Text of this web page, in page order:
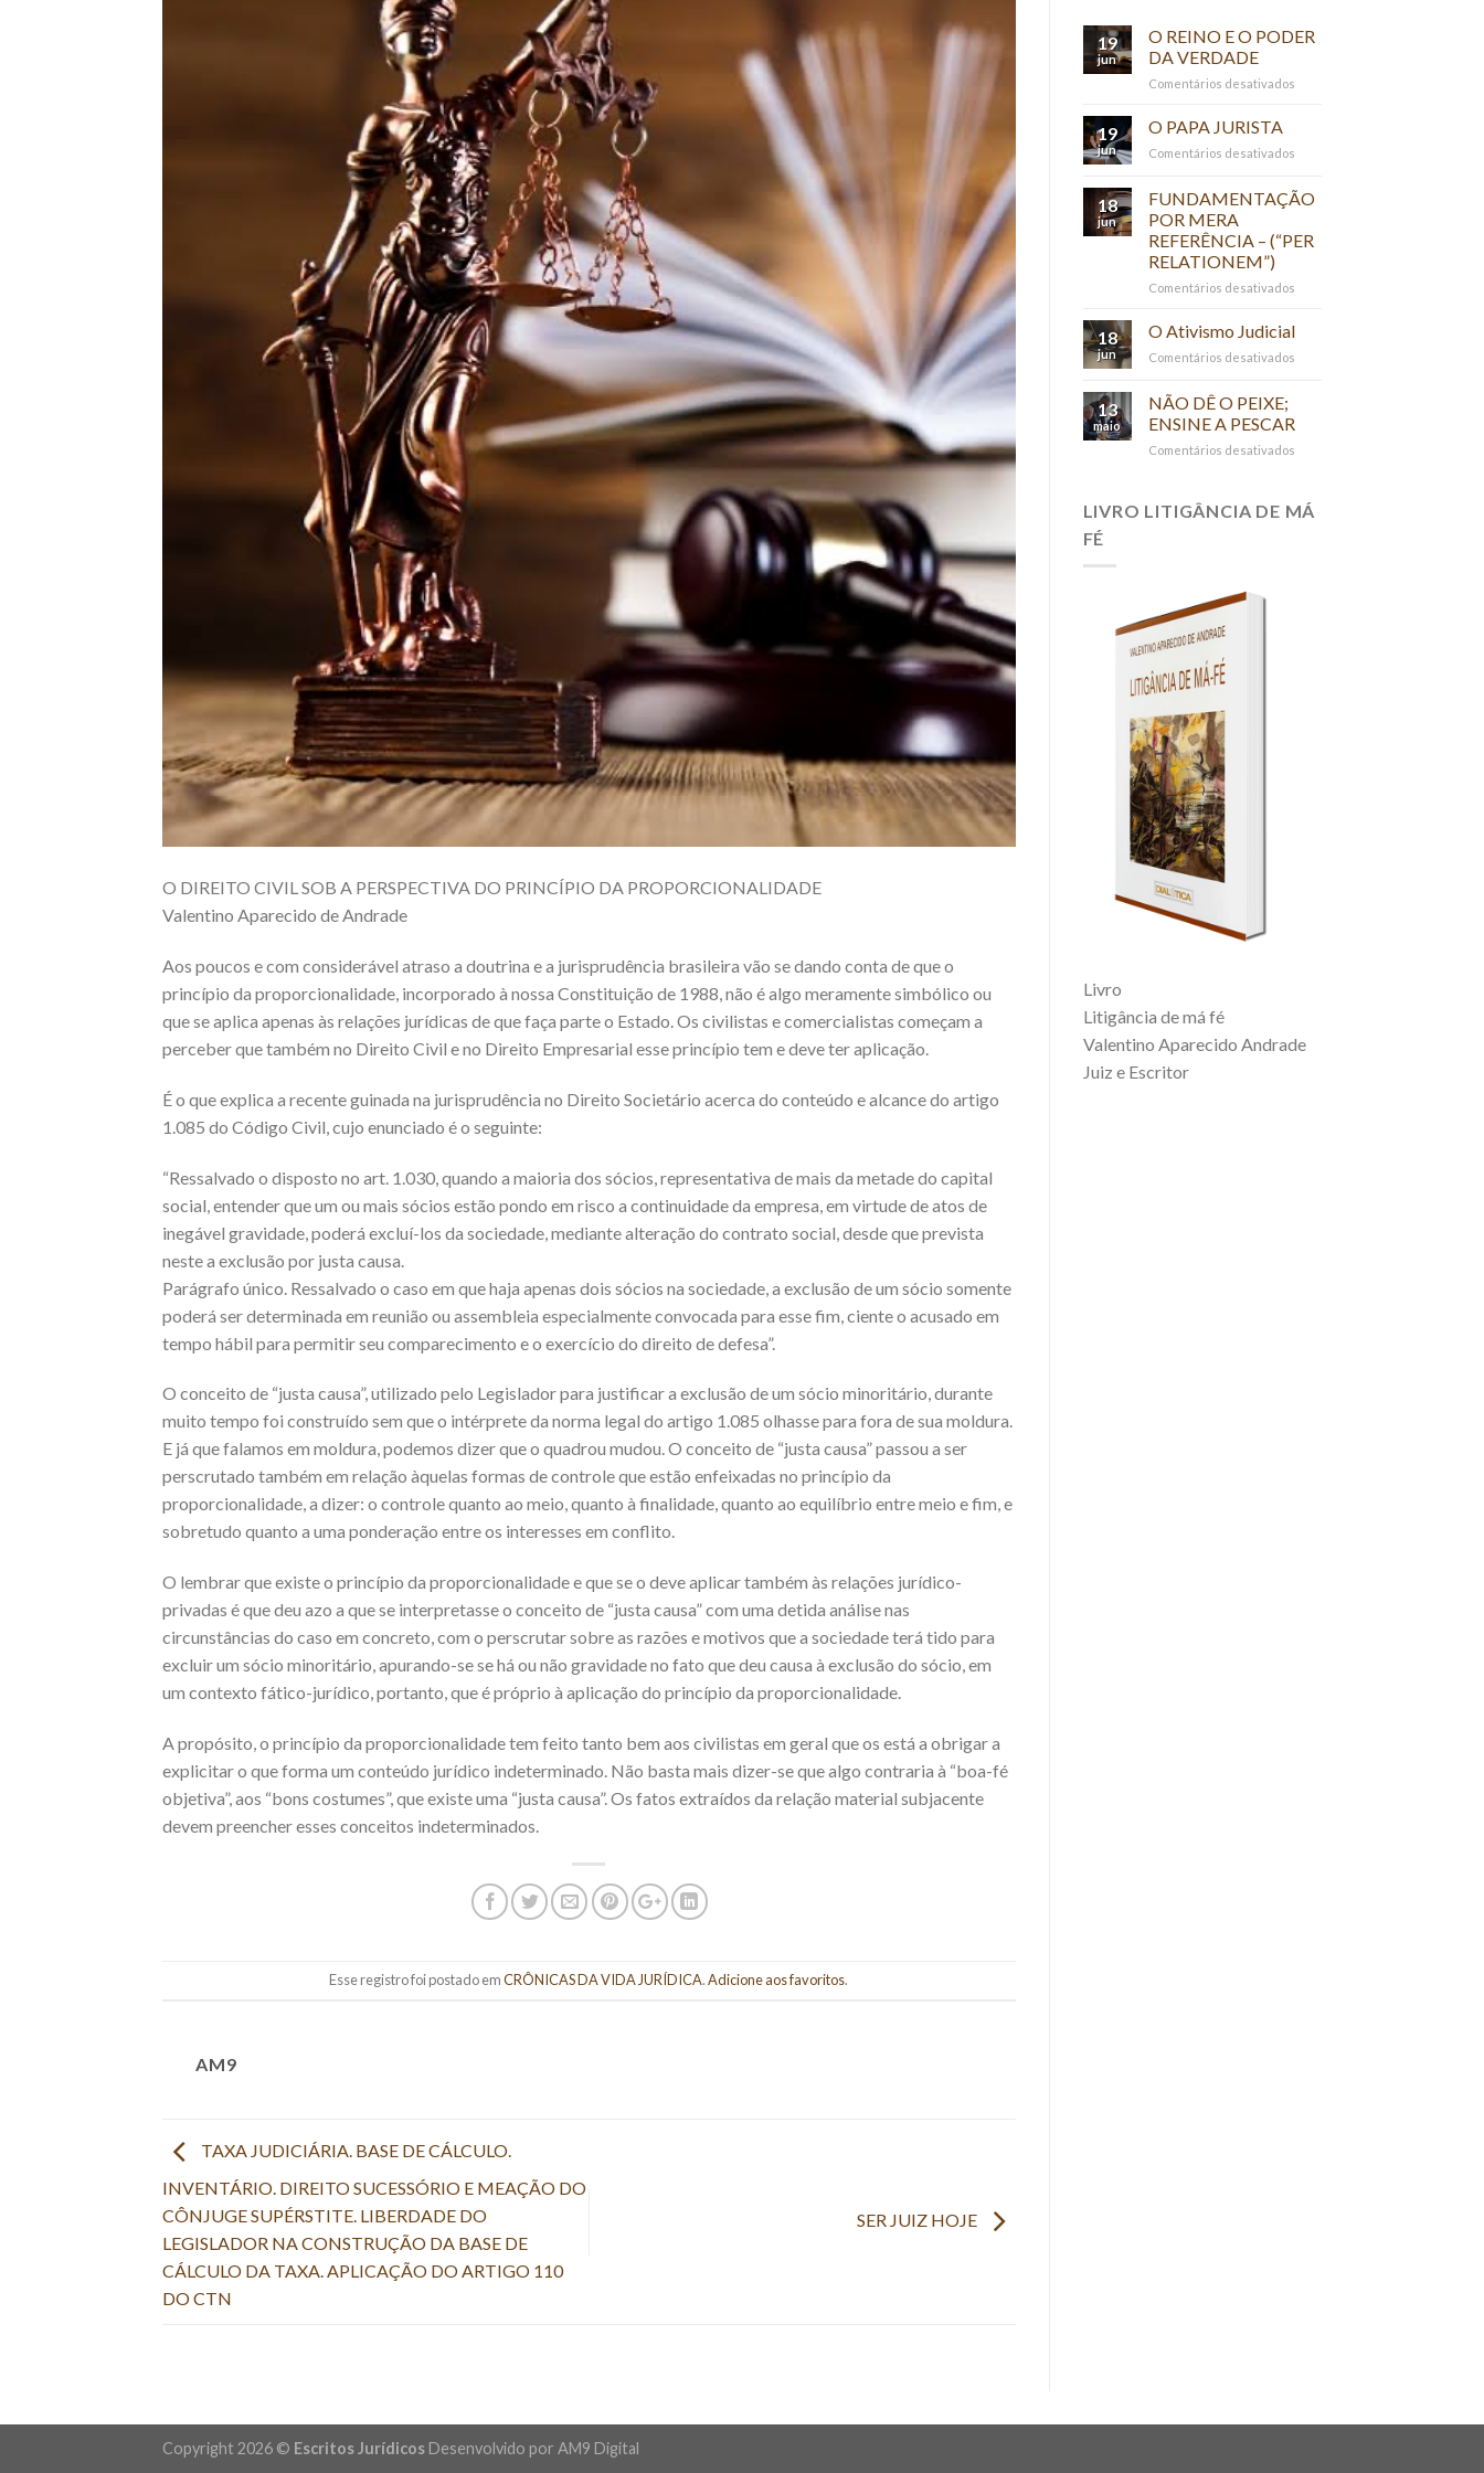
O DIREITO CIVIL SOB A PERSPECTIVA DO PRINCÍPIO DA PROPORCIONALIDADE
​Valentino Aparecido de Andrade
​Aos poucos e com considerável atraso a doutrina e a jurisprudência brasileira vão se dando conta de que o
princípio da proporcionalidade, incorporado à nossa Constituição de 1988, não é algo meramente simbólico ou
que se aplica apenas às relações jurídicas de que faça parte o Estado. Os civilistas e comercialistas começam a
perceber que também no Direito Civil e no Direito Empresarial esse princípio tem e deve ter aplicação.
​É o que explica a recente guinada na jurisprudência no Direito Societário acerca do conteúdo e alcance do artigo
1.085 do Código Civil, cujo enunciado é o seguinte:
“Ressalvado o disposto no art. 1.030, quando a maioria dos sócios, representativa de mais da metade do capital
social, entender que um ou mais sócios estão pondo em risco a continuidade da empresa, em virtude de atos de
inegável gravidade, poderá excluí-los da sociedade, mediante alteração do contrato social, desde que prevista
neste a exclusão por justa causa.
Parágrafo único. Ressalvado o caso em que haja apenas dois sócios na sociedade, a exclusão de um sócio somente
poderá ser determinada em reunião ou assembleia especialmente convocada para esse fim, ciente o acusado em
tempo hábil para permitir seu comparecimento e o exercício do direito de defesa”.
​O conceito de “justa causa”, utilizado pelo Legislador para justificar a exclusão de um sócio minoritário, durante
muito tempo foi construído sem que o intérprete da norma legal do artigo 1.085 olhasse para fora de sua moldura.
E já que falamos em moldura, podemos dizer que o quadrou mudou. O conceito de “justa causa” passou a ser
perscrutado também em relação àquelas formas de controle que estão enfeixadas no princípio da
proporcionalidade, a dizer: o controle quanto ao meio, quanto à finalidade, quanto ao equilíbrio entre meio e fim, e
sobretudo quanto a uma ponderação entre os interesses em conflito.
​O lembrar que existe o princípio da proporcionalidade e que se o deve aplicar também às relações jurídico-
privadas é que deu azo a que se interpretasse o conceito de “justa causa” com uma detida análise nas
circunstâncias do caso em concreto, com o perscrutar sobre as razões e motivos que a sociedade terá tido para
excluir um sócio minoritário, apurando-se se há ou não gravidade no fato que deu causa à exclusão do sócio, em
um contexto fático-jurídico, portanto, que é próprio à aplicação do princípio da proporcionalidade.
​A propósito, o princípio da proporcionalidade tem feito tanto bem aos civilistas em geral que os está a obrigar a
explicitar o que forma um conteúdo jurídico indeterminado. Não basta mais dizer-se que algo contraria à “boa-fé
objetiva”, aos “bons costumes”, que existe uma “justa causa”. Os fatos extraídos da relação material subjacente
devem preencher esses conceitos indeterminados.
Esse registro foi postado emCRÔNICAS DA VIDA JURÍDICA.Adicione aos favoritos.
AM9
TAXA JUDICIÁRIA. BASE DE CÁLCULO.
INVENTÁRIO. DIREITO SUCESSÓRIO E MEAÇÃO DO
CÔNJUGE SUPÉRSTITE. LIBERDADE DO
LEGISLADOR NA CONSTRUÇÃO DA BASE DE
CÁLCULO DA TAXA. APLICAÇÃO DO ARTIGO 110
DO CTN
SER JUIZ HOJE
19
jun
O REINO E O PODER
DA VERDADE
Comentários desativadosem
O
DA
19
jun
O PAPA JURISTA
Comentários desativadosem
PAPA
JURISTA
18
jun
FUNDAMENTAÇÃO
POR MERA
REFERÊNCIA – (“PER
RELATIONEM”)
Comentários desativadosem
POR
REFERÊNCIA
RELATIONEM”)
18
jun
O Ativismo Judicial
Comentários desativadosem
13
maio
NÃO DÊ O PEIXE;
ENSINE A PESCAR
Comentários desativadosem
O
LIVRO LITIGÂNCIA DE MÁ
FÉ
Livro
Litigância de má fé
Valentino Aparecido Andrade
Juiz e Escritor
Copyright 2026 © Escritos Jurídicos Desenvolvido por AM9 Digital